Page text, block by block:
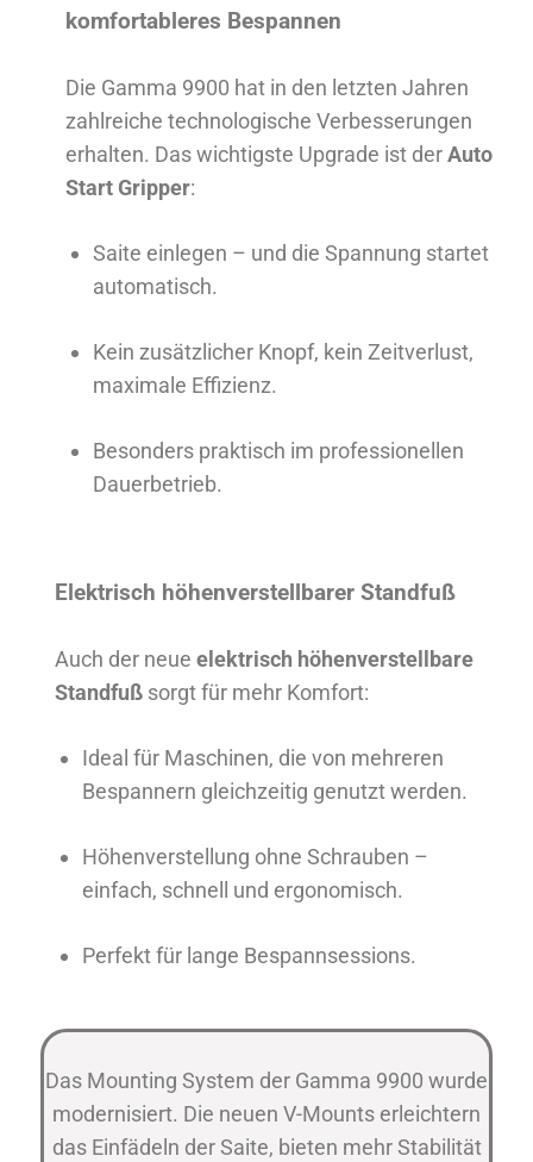
komfortableres Bespannen
Die Gamma 9900 hat in den letzten Jahren
zahlreiche technologische Verbesserungen
erhalten. Das wichtigste Upgrade ist derAuto
Start Gripper:
Saite einlegen – und die Spannung startet
automatisch.
Kein zusätzlicher Knopf, kein Zeitverlust,
maximale Effizienz.
Besonders praktisch im professionellen
Dauerbetrieb.
Elektrisch höhenverstellbarer Standfuß
Auch der neue elektrisch höhenverstellbare
Standfuß sorgt für mehr Komfort:
Ideal für Maschinen, die von mehreren
Bespannern gleichzeitig genutzt werden.
Höhenverstellung ohne Schrauben –
einfach, schnell und ergonomisch.
Perfekt für lange Bespannsessions.
Das Mounting System der Gamma 9900 wurde
modernisiert. Die neuen V-Mounts erleichtern
das Einfädeln der Saite, bieten mehr Stabilität